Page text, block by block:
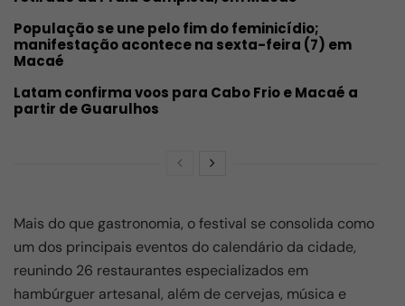
População se une pelo fim do feminicídio;
manifestação acontece na sexta-feira (7) em
Macaé
Latam confirma voos para Cabo Frio e Macaé a
partir de Guarulhos
Mais do que gastronomia, o festival se consolida como
um dos principais eventos do calendário da cidade,
reunindo 26 restaurantes especializados em
hambúrguer artesanal, além de cervejas, música e